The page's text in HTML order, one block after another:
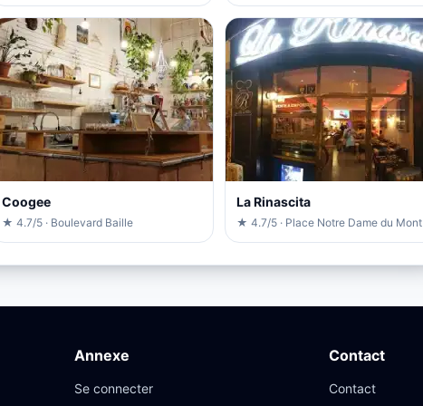
Coogee
★ 4.7/5 · Boulevard Baille
La Rinascita
★ 4.7/5 · Place Notre Dame du Mont
Annexe
Se connecter
Contact
Contact